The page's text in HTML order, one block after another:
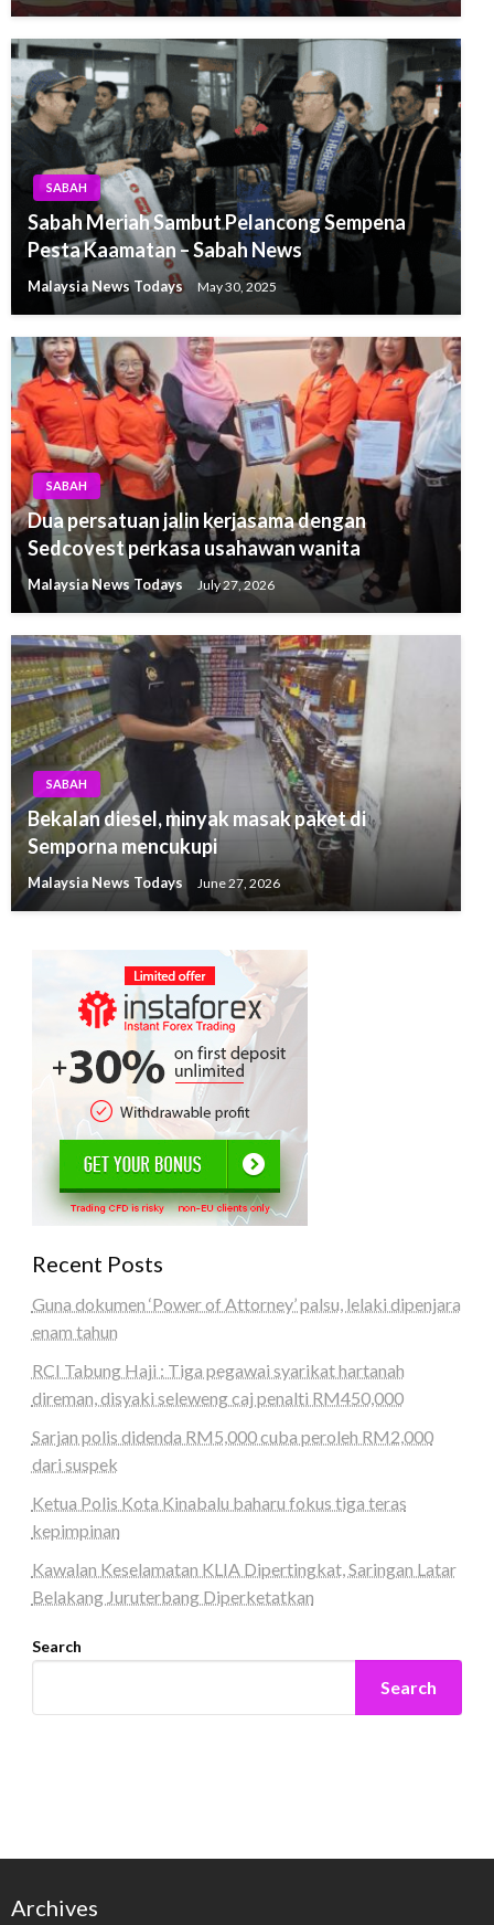
SABAH
Sabah Meriah Sambut Pelancong Sempena
Pesta Kaamatan – Sabah News
Malaysia News Todays May 30, 2025
SABAH
Dua persatuan jalin kerjasama dengan
Sedcovest perkasa usahawan wanita
Malaysia News Todays July 27, 2026
SABAH
Bekalan diesel, minyak masak paket di
Semporna mencukupi
Malaysia News Todays June 27, 2026
Recent Posts
Guna dokumen ‘Power of Attorney’ palsu, lelaki dipenjara
enam tahun
RCI Tabung Haji : Tiga pegawai syarikat hartanah
direman, disyaki seleweng caj penalti RM450,000
Sarjan polis didenda RM5,000 cuba peroleh RM2,000
dari suspek
Ketua Polis Kota Kinabalu baharu fokus tiga teras
kepimpinan
Kawalan Keselamatan KLIA Dipertingkat, Saringan Latar
Belakang Juruterbang Diperketatkan
Search
Search
Archives